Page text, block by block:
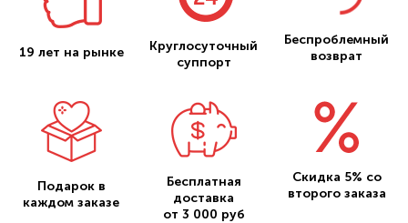
19 лет на рынке
Круглосуточный
суппорт
Беспроблемный
возврат
Подарок в
каждом заказе
Бесплатная
доставка
от 3 000 руб
Скидка 5% со
второго заказа